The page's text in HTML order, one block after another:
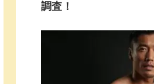
調査！